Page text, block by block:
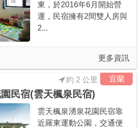
東，於2016年6月開始營
運，民宿擁有2間雙人房與
2...
更多資訊
宜蘭
民宿(雲天楓泉民宿)
約 2 公里
雲天楓泉湧泉花園民宿靠
近羅東運動公園，交通便